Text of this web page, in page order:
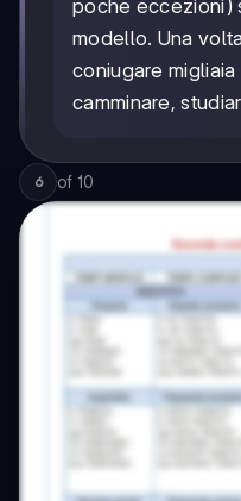
poche eccezioni)
modello. Una
coniugare
camminare,
6 of 10